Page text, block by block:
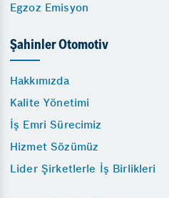
Egzoz Emisyon
Şahinler Otomotiv
Hakkımızda
Kalite Yönetimi
İş Emri Sürecimiz
Hizmet Sözümüz
Lider Şirketlerle İş Birlikleri